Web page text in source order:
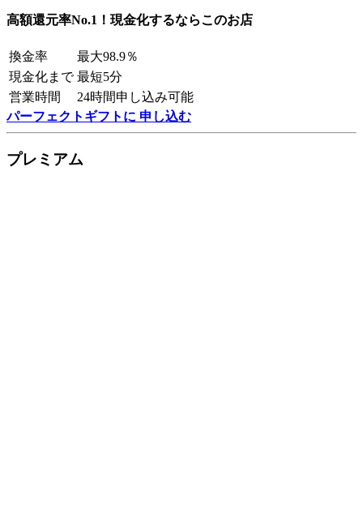
高額還元率No.1！現金化するならこのお店
換金率
最大98.9％
現金化まで 最短5分
営業時間
24時間申し込み可能
パーフェクトギフトに 申し込む
プレミアム